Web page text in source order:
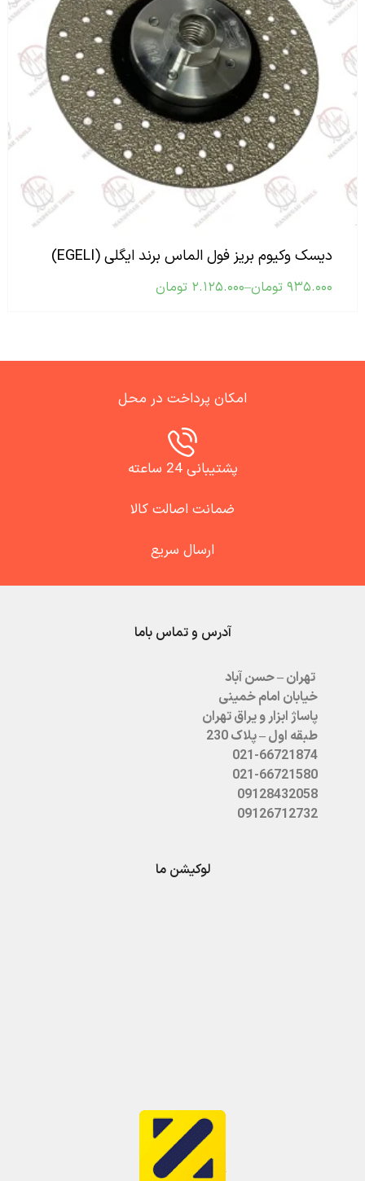
دیسک وکیوم بریز فول الماس برند ایگلی (EGELI)
۹۳۵.۰۰۰ تومان–۲.۱۲۵.۰۰۰ تومان
امکان پرداخت در محل
پشتیبانی 24 ساعته
ضمانت اصالت کالا
ارسال سریع
آدرس و تماس باما
تهران – حسن آباد
خیابان امام خمینی
پاساژ ابزار و یراق تهران
طبقه اول – پلاک 230
021-66721874
021-66721580
09128432058
09126712732
لوکیشن ما